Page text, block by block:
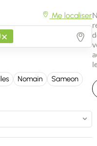
Me localiser
×
Nomain Sameon